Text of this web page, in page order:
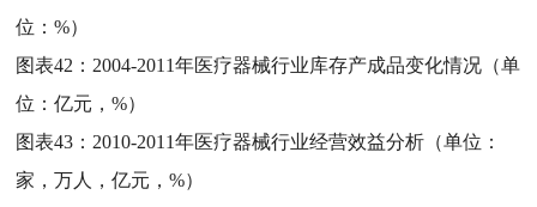
位：%）
图表42： 2004-2011年医疗器械行业库存产成品变化情况（单
位：亿元，%）
图表43： 2010-2011年医疗器械行业经营效益分析（单位：
家，万人，亿元，%）